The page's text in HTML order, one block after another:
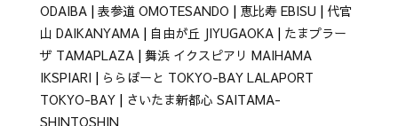
ODAIBA| 表参道 OMOTESANDO | 恵比寿 EBISU | 代官
山 DAIKANYAMA| 自由が丘 JIYUGAOKA| たまプラー
ザ TAMAPLAZA| 舞浜 イクスピアリ MAIHAMA
IKSPIARI | ららぽーと TOKYO-BAY LALAPORT
TOKYO-BAY| さいたま新都心 SAITAMA-
SHINTOSHIN